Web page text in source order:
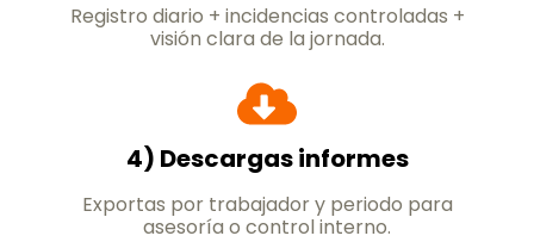
Registro diario + incidencias controladas +
visión clara de la jornada.
4) Descargas informes
Exportas por trabajador y periodo para
asesoría o control interno.